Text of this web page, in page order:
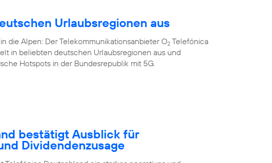
Urlaubsregionen aus
die Alpen: Der Telekommunikationsanbieter O2 Telefónica
in beliebten deutschen Urlaubsregionen aus und
Hotspots in der Bundesrepublik mit 5G.
bestätigt Ausblick für
Dividendenzusage